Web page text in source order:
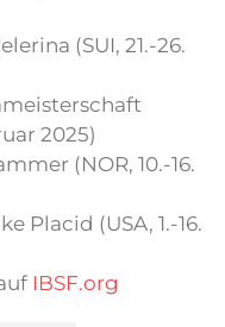
(SUI, 21.-26.
2025)
(NOR, 10.-16.
Placid (USA, 1.-16.
IBSF.org